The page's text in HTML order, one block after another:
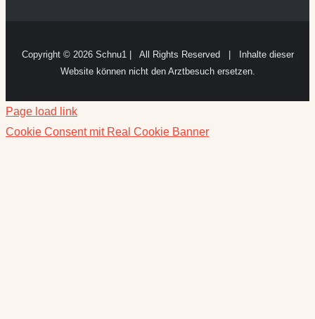
Copyright © 2026 Schnu1 | All Rights Reserved | Inhalte dieser
Website können nicht den Arztbesuch ersetzen.
Page load link
Cookie Consent mit Real Cookie Banner